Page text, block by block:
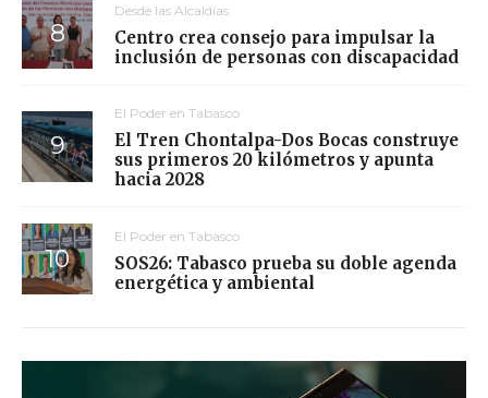
Desde las Alcaldías
Centro crea consejo para impulsar la
inclusión de personas con discapacidad
El Poder en Tabasco
El Tren Chontalpa-Dos Bocas construye
sus primeros 20 kilómetros y apunta
hacia 2028
El Poder en Tabasco
SOS26: Tabasco prueba su doble agenda
energética y ambiental